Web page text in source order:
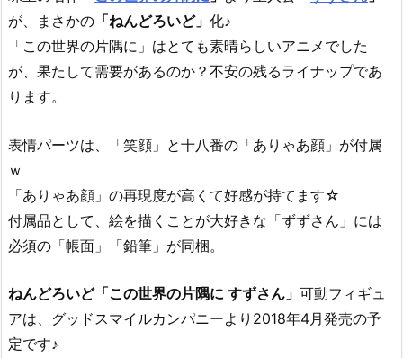
が、まさかの 「ねんどろいど」 化♪
「この世界の片隅に」はとても素晴らしいアニメでした
が、果たして需要があるのか？不安の残るライナップであ
ります。
表情パーツは、「笑顔」と十八番の「ありゃあ顔」が付属
ｗ
「ありゃあ顔」の再現度が高くて好感が持てます☆
付属品として、絵を描くことが大好きな「ずずさん」には
必須の「帳面」「鉛筆」が同梱。
ねんどろいど「この世界の片隅に すずさん」 可動フィギュ
アは、グッドスマイルカンパニーより2018年4月発売の予
定です♪